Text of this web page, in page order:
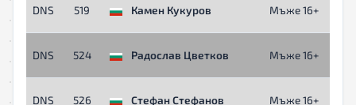
DNS 519 Камен Кукуров Мъже 16+
DNS 524 Радослав Цветков Мъже 16+
DNS 526 Стефан Стефанов Мъже 16+